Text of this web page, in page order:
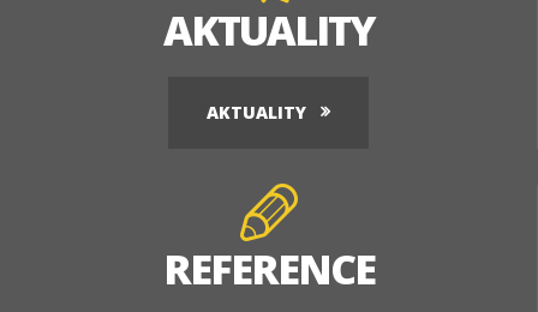
AKTUALITY
AKTUALITY
REFERENCE